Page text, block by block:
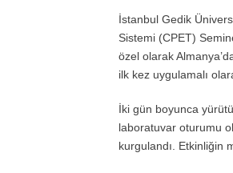
İstanbul Gedik
Sistemi (CPET)
özel olarak
ilk kez uygulamalı
İki gün boyunca
laboratuvar oturumu
kurgulandı. Etkinliğin